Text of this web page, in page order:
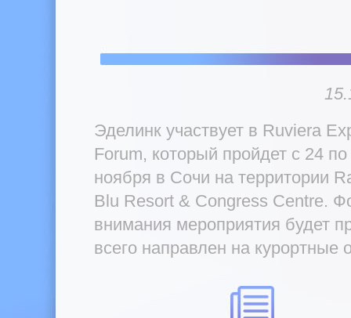
Эделинк участвует в Ruviera
Forum, который пройдет с 24
ноября в Сочи на территории
Blu Resort & Congress Centre.
внимания мероприятия будет
всего направлен на курортные